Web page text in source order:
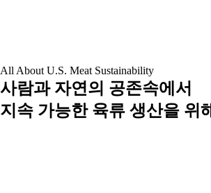
All About U.S. Meat Sustainability
사람과 자연의 공존속에서
지속 가능한 육류 생산을 위